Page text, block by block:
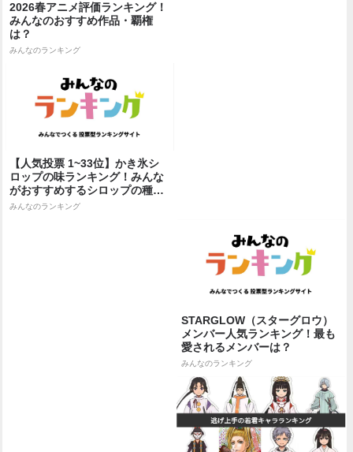
2026春アニメ評価ランキング！
みんなのおすすめ作品・覇権
は？
みんなのランキング
【人気投票 1~33位】かき氷シ
ロップの味ランキング！みんな
がおすすめするシロップの種類
は？
みんなのランキング
STARGLOW（スターグロウ）
メンバー人気ランキング！最も
愛されるメンバーは？
みんなのランキング